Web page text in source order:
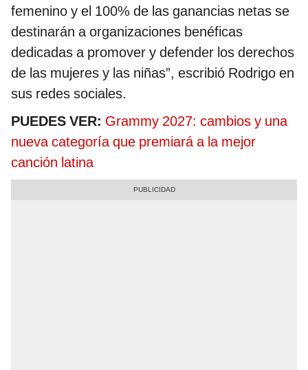
femenino y el 100% de las ganancias netas se
destinarán a organizaciones benéficas
dedicadas a promover y defender los derechos
de las mujeres y las niñas”, escribió Rodrigo en
sus redes sociales.
PUEDES VER: Grammy 2027: cambios y una
nueva categoría que premiará a la mejor
canción latina